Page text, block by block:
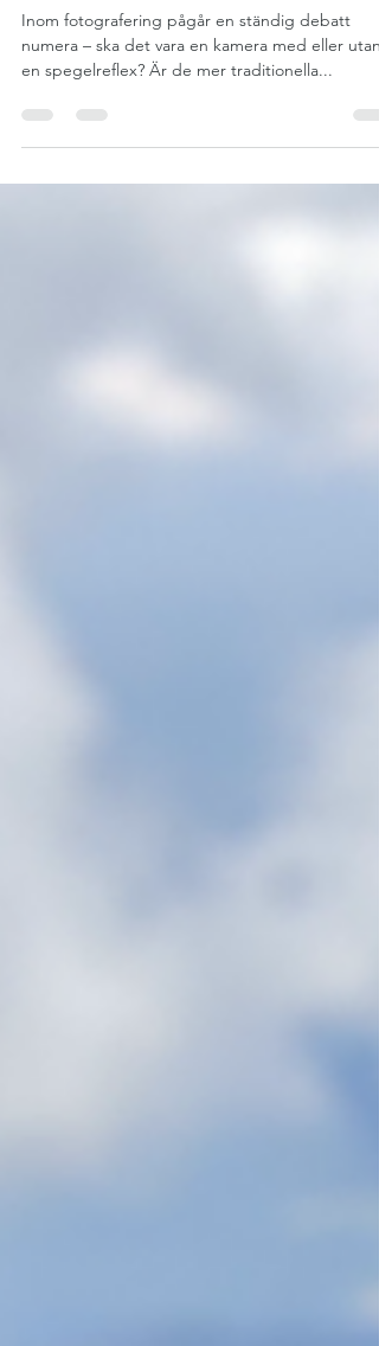
Digitalkamerans
generationsskifte
numera – ska det vara en kamera med eller utan
en spegelreflex? Är de mer traditionella...